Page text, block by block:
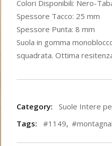
Colori Disponibili: Nero-
Spessore Tacco: 25 mm
Spessore Punta: 8 mm
Suola in gomma
squadrata. Ottima
Category:
Suole Intere
Tags:
#1149,